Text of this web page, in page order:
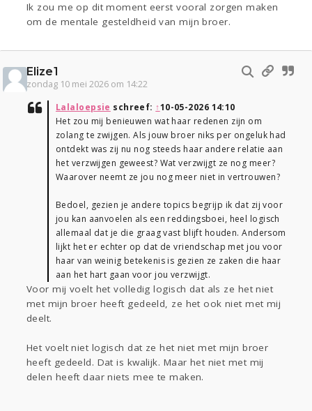
Ik zou me op dit moment eerst vooral zorgen maken
om de mentale gesteldheid van mijn broer.
Elize1
zondag 10 mei 2026 om 14:22
Lalaloepsie schreef: ↑10-05-2026 14:10
Het zou mij benieuwen wat haar redenen zijn om
zolang te zwijgen. Als jouw broer niks per ongeluk had
ontdekt was zij nu nog steeds haar andere relatie aan
het verzwijgen geweest? Wat verzwijgt ze nog meer?
Waarover neemt ze jou nog meer niet in vertrouwen?
Bedoel, gezien je andere topics begrijp ik dat zij voor
jou kan aanvoelen als een reddingsboei, heel logisch
allemaal dat je die graag vast blijft houden. Andersom
lijkt het er echter op dat de vriendschap met jou voor
haar van weinig betekenis is gezien ze zaken die haar
aan het hart gaan voor jou verzwijgt.
Voor mij voelt het volledig logisch dat als ze het niet
met mijn broer heeft gedeeld, ze het ook niet met mij
deelt.
Het voelt niet logisch dat ze het niet met mijn broer
heeft gedeeld. Dat is kwalijk. Maar het niet met mij
delen heeft daar niets mee te maken.